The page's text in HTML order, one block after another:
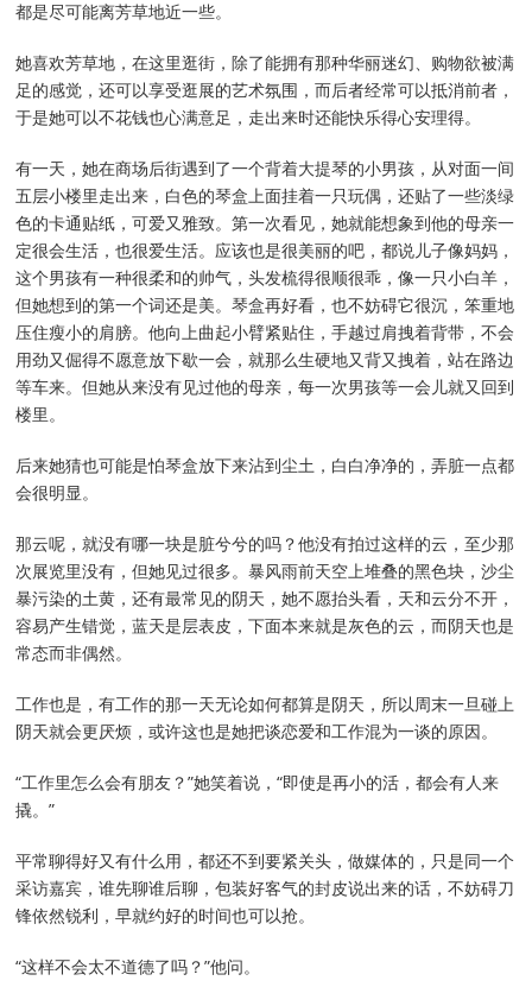
都是尽可能离芳草地近一些。
她喜欢芳草地，在这里逛街，除了能拥有那种华丽迷幻、购物欲被满
足的感觉，还可以享受逛展的艺术氛围，而后者经常可以抵消前者，
于是她可以不花钱也心满意足，走出来时还能快乐得心安理得。
有一天，她在商场后街遇到了一个背着大提琴的小男孩，从对面一间
五层小楼里走出来，白色的琴盒上面挂着一只玩偶，还贴了一些淡绿
色的卡通贴纸，可爱又雅致。第一次看见，她就能想象到他的母亲一
定很会生活，也很爱生活。应该也是很美丽的吧，都说儿子像妈妈，
这个男孩有一种很柔和的帅气，头发梳得很顺很乖，像一只小白羊，
但她想到的第一个词还是美。琴盒再好看，也不妨碍它很沉，笨重地
压住瘦小的肩膀。他向上曲起小臂紧贴住，手越过肩拽着背带，不会
用劲又倔得不愿意放下歇一会，就那么生硬地又背又拽着，站在路边
等车来。但她从来没有见过他的母亲，每一次男孩等一会儿就又回到
楼里。
后来她猜也可能是怕琴盒放下来沾到尘土，白白净净的，弄脏一点都
会很明显。
那云呢，就没有哪一块是脏兮兮的吗？他没有拍过这样的云，至少那
次展览里没有，但她见过很多。暴风雨前天空上堆叠的黑色块，沙尘
暴污染的土黄，还有最常见的阴天，她不愿抬头看，天和云分不开，
容易产生错觉，蓝天是层表皮，下面本来就是灰色的云，而阴天也是
常态而非偶然。
工作也是，有工作的那一天无论如何都算是阴天，所以周末一旦碰上
阴天就会更厌烦，或许这也是她把谈恋爱和工作混为一谈的原因。
“工作里怎么会有朋友？”她笑着说，“即使是再小的活，都会有人来
撬。”
平常聊得好又有什么用，都还不到要紧关头，做媒体的，只是同一个
采访嘉宾，谁先聊谁后聊，包装好客气的封皮说出来的话，不妨碍刀
锋依然锐利，早就约好的时间也可以抢。
“这样不会太不道德了吗？”他问。